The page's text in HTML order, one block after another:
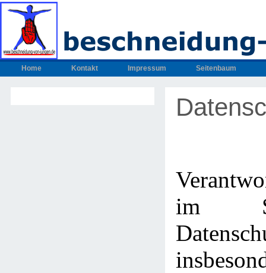
Home Kontakt Impressum Seitenbaum
im